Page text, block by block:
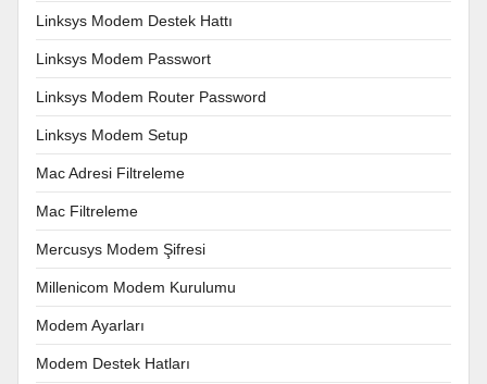
Linksys Modem Destek Hattı
Linksys Modem Passwort
Linksys Modem Router Password
Linksys Modem Setup
Mac Adresi Filtreleme
Mac Filtreleme
Mercusys Modem Şifresi
Millenicom Modem Kurulumu
Modem Ayarları
Modem Destek Hatları